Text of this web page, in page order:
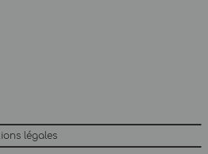
légales